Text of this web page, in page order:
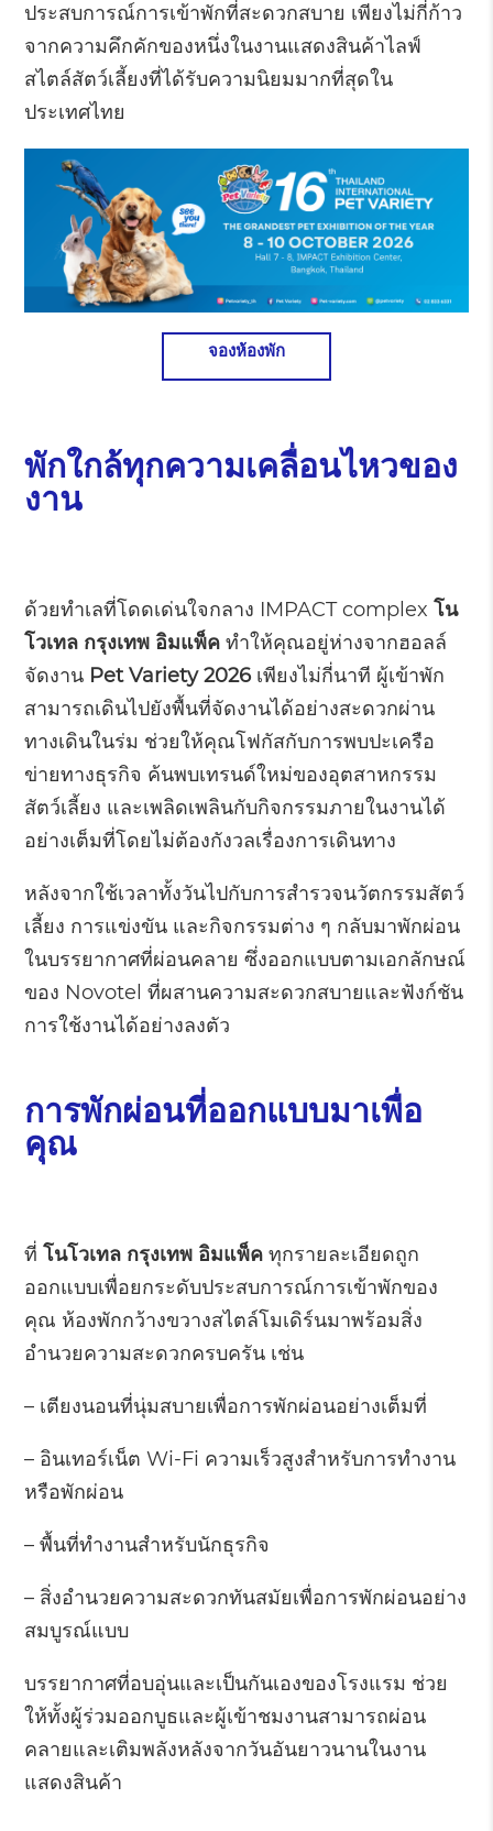
ประสบการณ์การเข้าพักที่สะดวกสบาย เพียงไม่กี่ก้าว
จากความคึกคักของหนึ่งในงานแสดงสินค้าไลฟ์
สไตล์สัตว์เลี้ยงที่ได้รับความนิยมมากที่สุดใน
ประเทศไทย
จองห้องพัก
พักใกล้ทุกความเคลื่อนไหวของ
งาน
ด้วยทำเลที่โดดเด่นใจกลาง IMPACT complexโน
โวเทล กรุงเทพ อิมแพ็ค ทำให้คุณอยู่ห่างจากฮอลล์
จัดงาน Pet Variety 2026เพียงไม่กี่นาที ผู้เข้าพัก
สามารถเดินไปยังพื้นที่จัดงานได้อย่างสะดวกผ่าน
ทางเดินในร่ม ช่วยให้คุณโฟกัสกับการพบปะเครือ
ข่ายทางธุรกิจ ค้นพบเทรนด์ใหม่ของอุตสาหกรรม
สัตว์เลี้ยง และเพลิดเพลินกับกิจกรรมภายในงานได้
อย่างเต็มที่โดยไม่ต้องกังวลเรื่องการเดินทาง
หลังจากใช้เวลาทั้งวันไปกับการสำรวจนวัตกรรมสัตว์
เลี้ยง การแข่งขัน และกิจกรรมต่าง ๆ กลับมาพักผ่อน
ในบรรยากาศที่ผ่อนคลาย ซึ่งออกแบบตามเอกลักษณ์
ของ Novotel ที่ผสานความสะดวกสบายและฟังก์ชัน
การใช้งานได้อย่างลงตัว
การพักผ่อนที่ออกแบบมาเพื่อ
คุณ
ที่โนโวเทล กรุงเทพ อิมแพ็ค ทุกรายละเอียดถูก
ออกแบบเพื่อยกระดับประสบการณ์การเข้าพักของ
คุณ ห้องพักกว้างขวางสไตล์โมเดิร์นมาพร้อมสิ่ง
อำนวยความสะดวกครบครัน เช่น
– เตียงนอนที่นุ่มสบายเพื่อการพักผ่อนอย่างเต็มที่
– อินเทอร์เน็ต Wi-Fi ความเร็วสูงสำหรับการทำงาน
หรือพักผ่อน
– พื้นที่ทำงานสำหรับนักธุรกิจ
– สิ่งอำนวยความสะดวกทันสมัยเพื่อการพักผ่อนอย่าง
สมบูรณ์แบบ
บรรยากาศที่อบอุ่นและเป็นกันเองของโรงแรม ช่วย
ให้ทั้งผู้ร่วมออกบูธและผู้เข้าชมงานสามารถผ่อน
คลายและเติมพลังหลังจากวันอันยาวนานในงาน
แสดงสินค้า